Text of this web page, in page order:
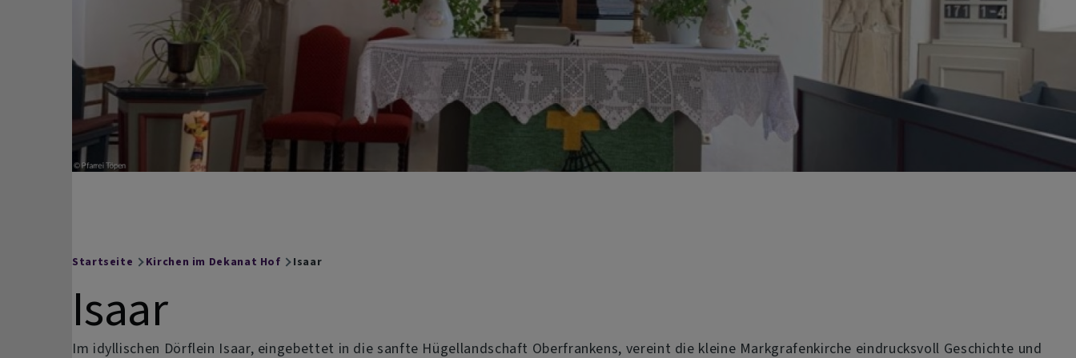
Startseite Kirchen im Dekanat Hof Isaar
Isaar
Im idyllischen Dörflein Isaar, eingebettet in die sanfte Hügellandschaft Oberfrankens, vereint die kleine Markgrafenkirche eindrucksvoll Geschichte und